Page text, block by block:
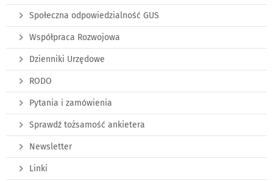
Społeczna odpowiedzialność GUS
Współpraca Rozwojowa
Dzienniki Urzędowe
RODO
Pytania i zamówienia
Sprawdź tożsamość ankietera
Newsletter
Linki